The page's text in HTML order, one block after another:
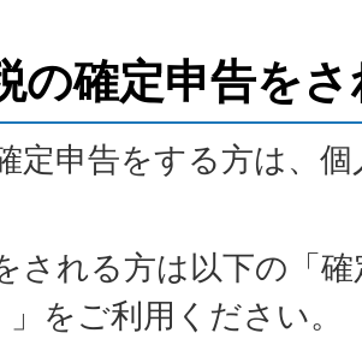
の確定申告を
定申告をする方は、
される方は以下の「
」をご利用ください。